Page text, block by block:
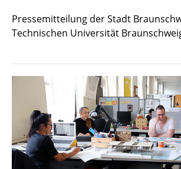
Pressemitteilung der Stadt
Technischen Universität